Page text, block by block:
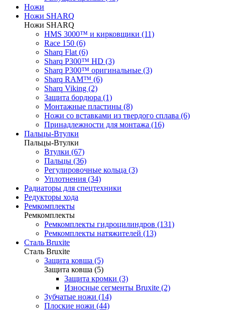
Ножи
Ножи SHARQ
Ножи SHARQ
HMS 3000™ и кирковщики (11)
Race 150 (6)
Sharq Flat (6)
Sharq P300™ HD (3)
Sharq P300™ оригинальные (3)
Sharq RAM™ (6)
Sharq Viking (2)
Защита бордюра (1)
Монтажные пластины (8)
Ножи со вставками из твердого сплава (6)
Принадлежности для монтажа (16)
Пальцы-Втулки
Пальцы-Втулки
Втулки (67)
Пальцы (36)
Регулировочные кольца (3)
Уплотнения (34)
Радиаторы для спецтехники
Редукторы хода
Ремкомплекты
Ремкомплекты
Ремкомплекты гидроцилиндров (131)
Ремкомплекты натяжителей (13)
Сталь Bruxite
Сталь Bruxite
Защита ковша (5)
Защита ковша (5)
Защита кромки (3)
Износные сегменты Bruxite (2)
Зубчатые ножи (14)
Плоские ножи (44)